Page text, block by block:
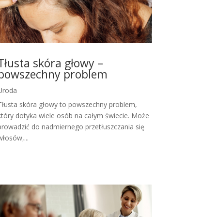
skóra głowy –
problem
skóra głowy to powszechny problem,
dotyka wiele osób na całym świecie. Może
do nadmiernego przetłuszczania się